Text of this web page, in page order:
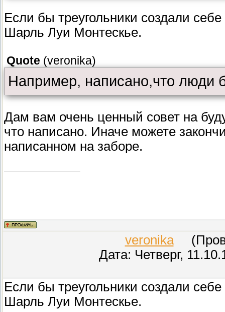
Если бы треугольники создали
Шарль Луи Монтескье.
Quote (veronika)
Например, написано,что люди
Дам вам очень ценный совет на
что написано. Иначе можете
написанном на заборе.
veronika
Дата: Четверг,
Если бы треугольники создали
Шарль Луи Монтескье.